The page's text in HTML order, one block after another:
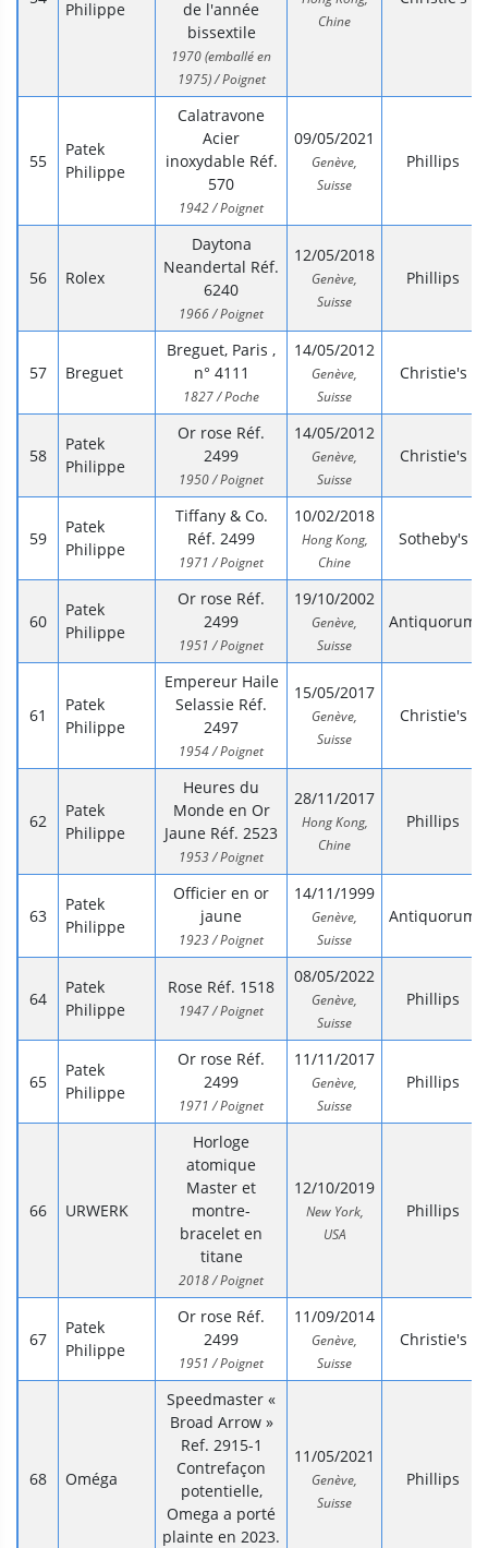
Philippe
de l'année
bissextile
1970 (emballé en
1975) / Poignet
Chine
Patek
Philippe
Calatravone
Acier
inoxydable Réf.
570
1942 / Poignet
09/05/2021
Genève,
Suisse
Phillips
Rolex
Daytona
Neandertal Réf.
6240
1966 / Poignet
12/05/2018
Genève,
Suisse
Phillips
Breguet
Breguet, Paris ,
n° 4111
1827 / Poche
14/05/2012
Genève,
Suisse
Christie's
Patek
Philippe
Or rose Réf.
2499
1950 / Poignet
14/05/2012
Genève,
Suisse
Christie's
Patek
Philippe
Tiffany & Co.
Réf. 2499
1971 / Poignet
10/02/2018
Hong Kong,
Chine
Sotheby's
Patek
Philippe
Or rose Réf.
2499
1951 / Poignet
19/10/2002
Genève,
Suisse
Antiquorum
Patek
Philippe
Empereur Haile
Selassie Réf.
2497
1954 / Poignet
15/05/2017
Genève,
Suisse
Christie's
Patek
Philippe
Heures du
Monde en Or
Jaune Réf. 2523
1953 / Poignet
28/11/2017
Hong Kong,
Chine
Phillips
Patek
Philippe
Officier en or
jaune
1923 / Poignet
14/11/1999
Genève,
Suisse
Antiquorum
Patek
Philippe
Rose Réf. 1518
1947 / Poignet
08/05/2022
Genève,
Suisse
Phillips
Patek
Philippe
Or rose Réf.
2499
1971 / Poignet
11/11/2017
Genève,
Suisse
Phillips
URWERK
Horloge
atomique
Master et
montre-
bracelet en
titane
2018 / Poignet
12/10/2019
New York,
USA
Phillips
Patek
Philippe
Or rose Réf.
2499
1951 / Poignet
11/09/2014
Genève,
Suisse
Christie's
Oméga
Speedmaster «
Broad Arrow »
Ref. 2915-1
Contrefaçon
potentielle,
Omega a porté
plainte en 2023.
11/05/2021
Genève,
Suisse
Phillips